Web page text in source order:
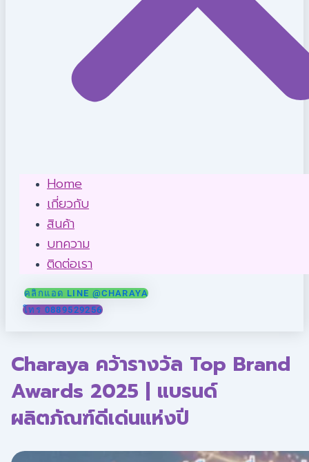
Home
เกี่ยวกับ
สินค้า
บทความ
ติดต่อเรา
คลิกแอด LINE @CHARAYA
โทร 0889529256
Charaya คว้ารางวัล Top Brand
Awards 2025 | แบรนด์
ผลิตภัณฑ์ดีเด่นแห่งปี